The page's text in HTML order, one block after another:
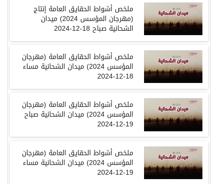
ملخص أشواط الحقايق العامة إنتاج
(مهرجان المؤسس 2024) ميدان
الشحانية صباح 18-12-2024
ملخص أشواط الحقايق العامة (مهرجان
المؤسس 2024) ميدان الشحانية مساء
18-12-2024
ملخص أشواط الحقايق العامة (مهرجان
المؤسس 2024) ميدان الشحانية صباح
19-12-2024
ملخص أشواط الحقايق العامة (مهرجان
المؤسس 2024) ميدان الشحانية مساء
19-12-2024